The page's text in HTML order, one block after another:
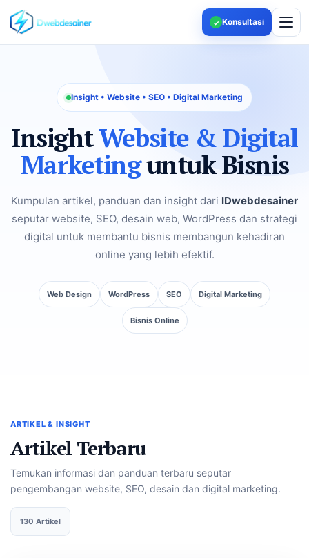
✓ Konsultasi
Insight • Website • SEO • Digital Marketing
InsightWebsite & Digital
Marketinguntuk Bisnis
Kumpulan artikel, panduan dan insight dari IDwebdesainer
seputar website, SEO, desain web, WordPress dan strategi
digital untuk membantu bisnis membangun kehadiran
online yang lebih efektif.
Web Design WordPress SEO Digital Marketing
Bisnis Online
ARTIKEL & INSIGHT
Artikel Terbaru
Temukan informasi dan panduan terbaru seputar
pengembangan website, SEO, desain dan digital marketing.
130 Artikel